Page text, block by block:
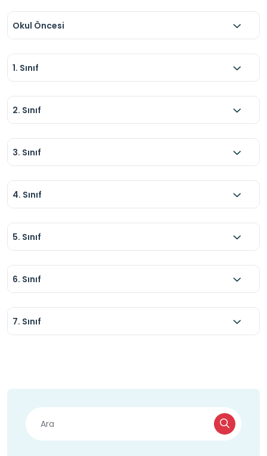
pekiştirilmelidir.
Öğrencilerin grup hâlinde ve kontrollü şekilde
hareket etmeleri sağlanmalıdır.
Koşma, yüksek sesle konuşma ve dikkati
dağıtıcı davranışlardan kaçınılmalıdır.
Okul Öncesi
1. Sınıf
2. Sınıf
3. Sınıf
4. Sınıf
5. Sınıf
6. Sınıf
7. Sınıf